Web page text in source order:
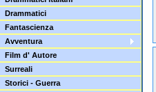
Drammatici
Fantascienza
Avventura
Film d' Autore
Surreali
Storici - Guerra